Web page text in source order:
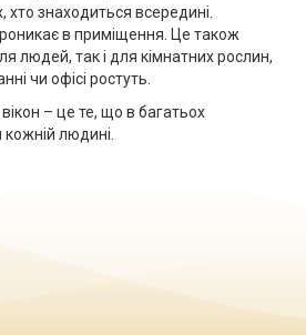
хто знаходиться всередині.
в приміщення. Це також
людей, так і для кімнатних рослин,
чи офісі ростуть.
– це те, що в багатьох
людині.